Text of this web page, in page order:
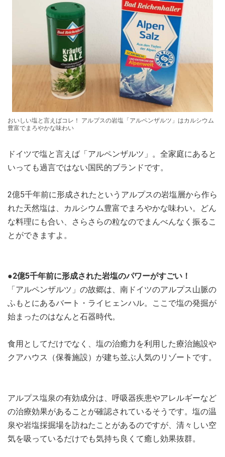
おいしい塩と言えばコレ！ アルプスの岩塩「アルペンザルツ」はカルシウム
豊富でまろやかな味わい
ドイツで塩と言えば「アルペンザルツ」。全家庭にあると
いっても過言ではない国民的ブランドです。
2億5千年前に形成されたというアルプスの岩塩層から作ら
れた天然塩は、カルシウム豊富でまろやかな味わい。どん
な料理にも合い、さらさらの粒なのでまんべんなく振るこ
とができますよ。
●2億5千年前に形成された岩塩のパワーがすごい！
「アルペンザルツ」の故郷は、南ドイツのアルプス山脈の
ふもとにあるバート・ライヒェンハル。ここで塩の発掘が
始まったのはなんと石器時代。
食用としてだけでなく、塩の治癒力を利用した療治施設や
クアハウス（保養施設）が建ち並ぶ人気のリゾートです。
アルプス塩泉の有効成分は、呼吸器疾患やアレルギーなど
の治療効果があることが確認されているそうです。塩の温
泉や岩塩採掘場を訪ねたことがあるのですが、清々しい空
気を吸っているだけでも気持ち良くて癒し効果抜群。